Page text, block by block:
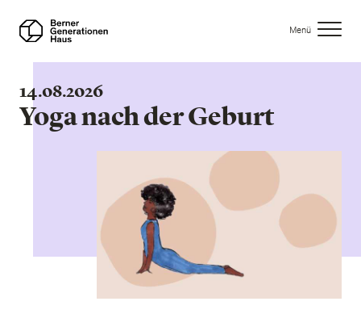
zum
Menü
14.08.2026
Yoga nach der Geburt